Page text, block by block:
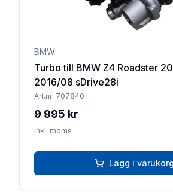
BMW
Turbo till BMW Z4 Roadster
2016/08 sDrive28i
Art.nr: 707840
9 995 kr
inkl. moms
Lägg i varukorg